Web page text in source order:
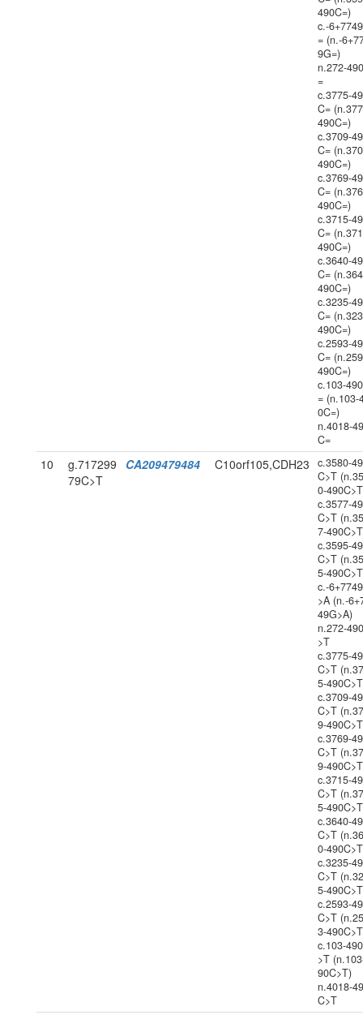
490C=)
c.-
= (n.-
9G=)
n.272-
=
c.3775-
C=
490C=)
c.3709-
C=
490C=)
c.3769-
C=
490C=)
c.3715-
C=
490C=)
c.3640-
C=
490C=)
c.3235-
C=
490C=)
c.2593-
C=
490C=)
c.103-
= (n.103-
0C=)
n.4018-
C=
10
g.717299
79C>T
CA209479484 C10orf105,CDH23
c.3580-
C>T
0-
c.3577-
C>T
7-
c.3595-
C>T
5-
c.-
>A (n.-
49G>A)
n.272-
>T
c.3775-
C>T
5-
c.3709-
C>T
9-
c.3769-
C>T
9-
c.3715-
C>T
5-
c.3640-
C>T
0-
c.3235-
C>T
5-
c.2593-
C>T
3-
c.103-
>T
90C>T)
n.4018-
C>T